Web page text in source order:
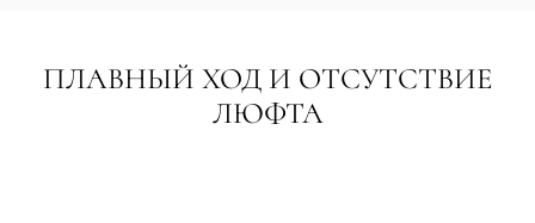
ПЛАВНЫЙ ХОД И ОТСУТСТВИЕ
ЛЮФТА